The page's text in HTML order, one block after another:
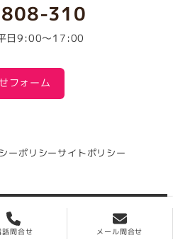
310
日9:00～17:00
フォーム
ーポリシーサイトポリシー
SATO Co., Ltd.
All Rights
話問合せ メール問合せ